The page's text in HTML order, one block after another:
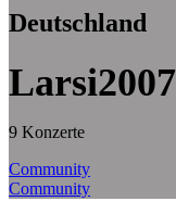
Deutschland
Larsi2007
9 Konzerte
Community
Community